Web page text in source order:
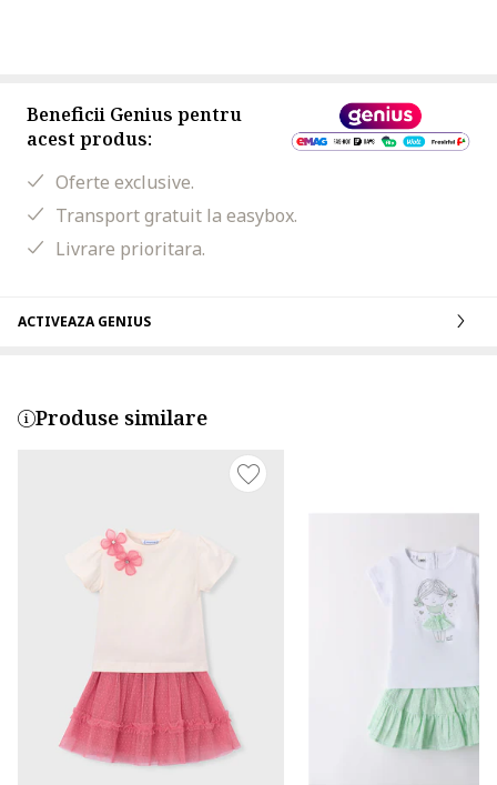
Beneficii Genius pentru
acest produs:
Oferte exclusive.
Transport gratuit la easybox.
Livrare prioritara.
ACTIVEAZA GENIUS
Produse similare